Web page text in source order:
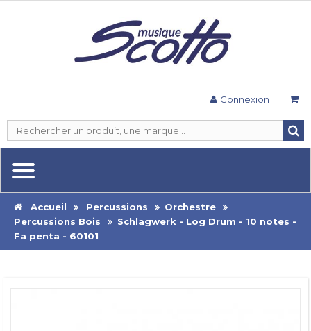
Connexion
Accueil Percussions
Orchestre
Percussions Bois
Schlagwerk - Log Drum - 10 notes -
Fa penta - 60101